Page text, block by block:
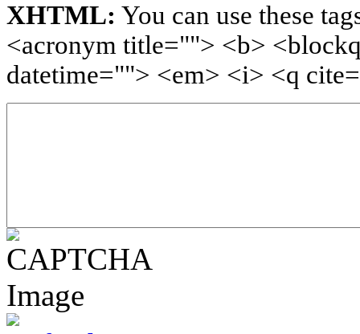
XHTML: You can use these
<acronym title=""> <b>
datetime=""> <em> <i> <q